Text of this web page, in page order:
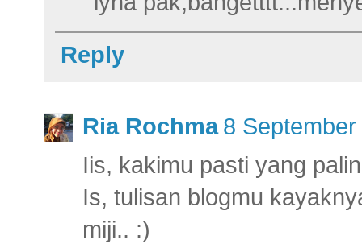
Reply
Ria Rochma 8
Iis, kakimu pasti yang
Is, tulisan blogmu
miji.. :)